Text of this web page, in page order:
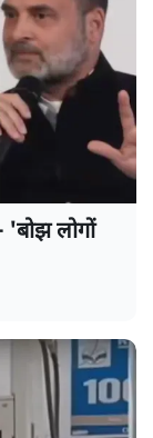
'बोझ लोगों